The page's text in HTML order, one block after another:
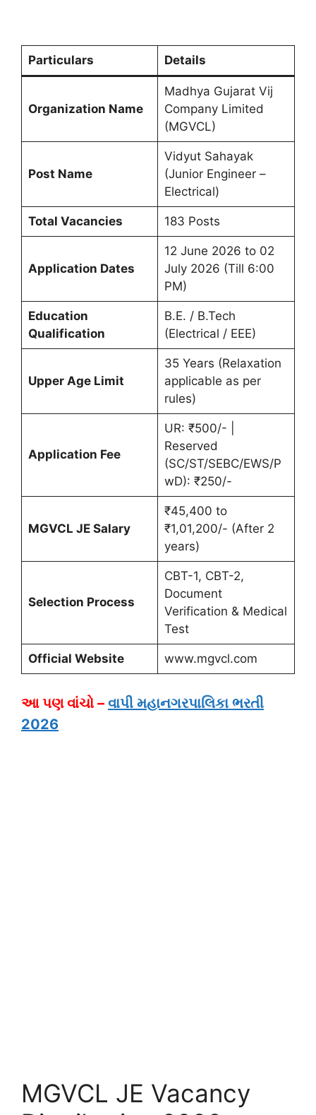
Particulars Details
Organization Name
Madhya Gujarat Vij
Company Limited
(MGVCL)
Post Name
Vidyut Sahayak
(Junior Engineer –
Electrical)
Total Vacancies 183 Posts
Application Dates
12 June 2026 to 02
July 2026 (Till 6:00
PM)
Education
Qualification
B.E. / B.Tech
(Electrical / EEE)
Upper Age Limit
35 Years (Relaxation
applicable as per
rules)
Application Fee
UR: ₹500/- |
Reserved
(SC/ST/SEBC/EWS/P
wD): ₹250/-
MGVCL JE Salary
₹45,400 to
₹1,01,200/- (After 2
years)
Selection Process
CBT-1, CBT-2,
Document
Verification & Medical
Test
Official Website www.mgvcl.com
આ પણ વાંચો – વાપી મહાનગરપાલિકા ભરતી
2026
MGVCL JE Vacancy